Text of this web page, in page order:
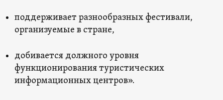
поддерживает разнообразных фестивали,
организуемые в стране,
добивается должного уровня
функционирования туристических
информационных центров».